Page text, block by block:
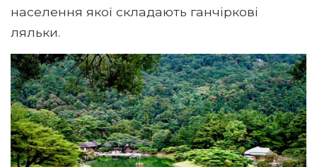
населення якої складають ганчіркові
ляльки.